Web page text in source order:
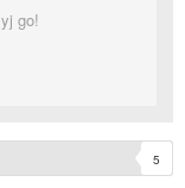
go!
5